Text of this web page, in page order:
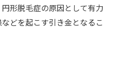
形脱毛症の原因として有力
どを起こす引き金となるこ